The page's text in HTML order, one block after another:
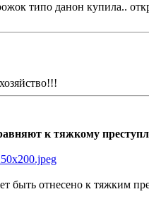
типо данон купила..
к тяжкому
быть отнесено к тяжким